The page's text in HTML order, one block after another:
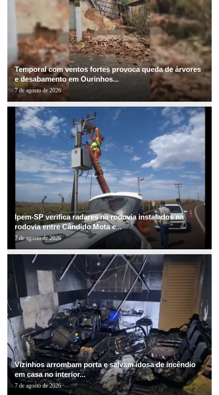
Temporal com ventos fortes provoca queda de árvores
e desabamento em Ourinhos...
7 de agosto de 2026
Ipem-SP verifica radares na rodovia instalados na
rodovia entre Cândido Mota e...
7 de agosto de 2026
Vizinhos arrombam porta e salvam idosa de incêndio
em casa no interior...
7 de agosto de 2026